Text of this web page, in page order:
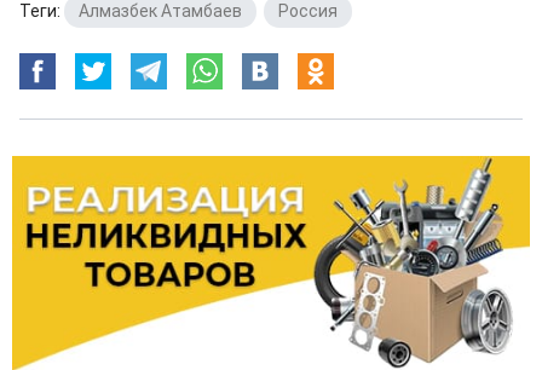
Теги: Алмазбек Атамбаев Россия